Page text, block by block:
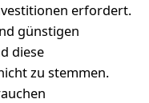
erfordert.
günstigen
diese
zu stemmen.